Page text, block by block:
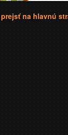
prejsť na hlavnú